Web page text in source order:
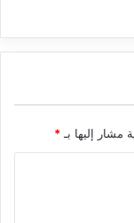
مشار إليها بـ *